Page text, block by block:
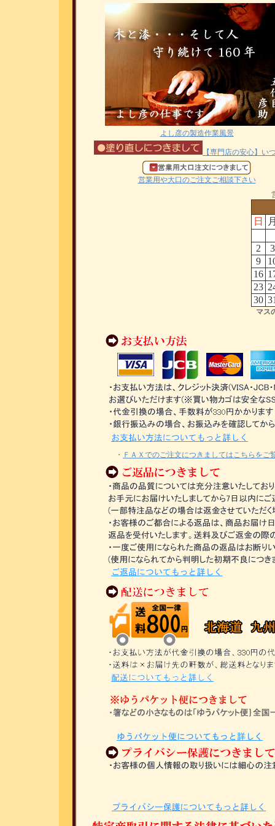
よし彦の製造作業風景
【専門店の安心】い
営業用や大口のご注文ご相談下さい
日
2
3
9
16
23
30
マス
・ ＦＡＸでのご注文につきましてはこちらをご